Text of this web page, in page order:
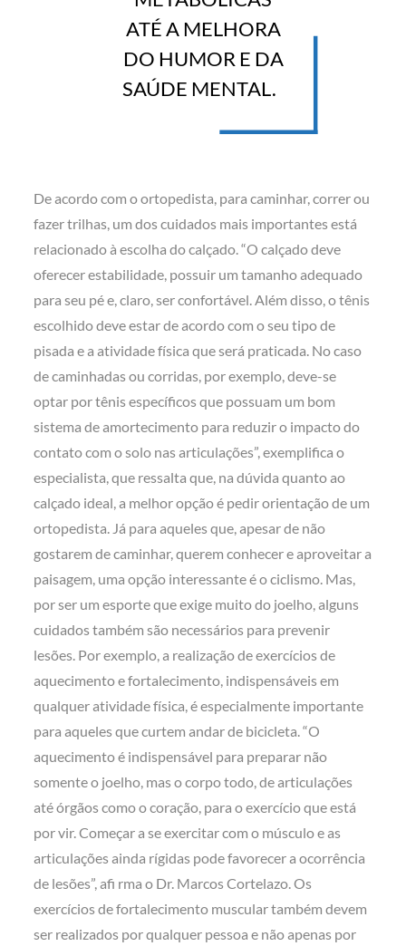
ATÉ A MELHORA
DO HUMOR E DA
SAÚDE MENTAL.
De acordo com o ortopedista, para caminhar, correr ou
fazer trilhas, um dos cuidados mais importantes está
relacionado à escolha do calçado. “O calçado deve
oferecer estabilidade, possuir um tamanho adequado
para seu pé e, claro, ser confortável. Além disso, o tênis
escolhido deve estar de acordo com o seu tipo de
pisada e a atividade física que será praticada. No caso
de caminhadas ou corridas, por exemplo, deve-se
optar por tênis específicos que possuam um bom
sistema de amortecimento para reduzir o impacto do
contato com o solo nas articulações”, exemplifica o
especialista, que ressalta que, na dúvida quanto ao
calçado ideal, a melhor opção é pedir orientação de um
ortopedista. Já para aqueles que, apesar de não
gostarem de caminhar, querem conhecer e aproveitar a
paisagem, uma opção interessante é o ciclismo. Mas,
por ser um esporte que exige muito do joelho, alguns
cuidados também são necessários para prevenir
lesões. Por exemplo, a realização de exercícios de
aquecimento e fortalecimento, indispensáveis em
qualquer atividade física, é especialmente importante
para aqueles que curtem andar de bicicleta. “O
aquecimento é indispensável para preparar não
somente o joelho, mas o corpo todo, de articulações
até órgãos como o coração, para o exercício que está
por vir. Começar a se exercitar com o músculo e as
articulações ainda rígidas pode favorecer a ocorrência
de lesões”, afi rma o Dr. Marcos Cortelazo. Os
exercícios de fortalecimento muscular também devem
ser realizados por qualquer pessoa e não apenas por